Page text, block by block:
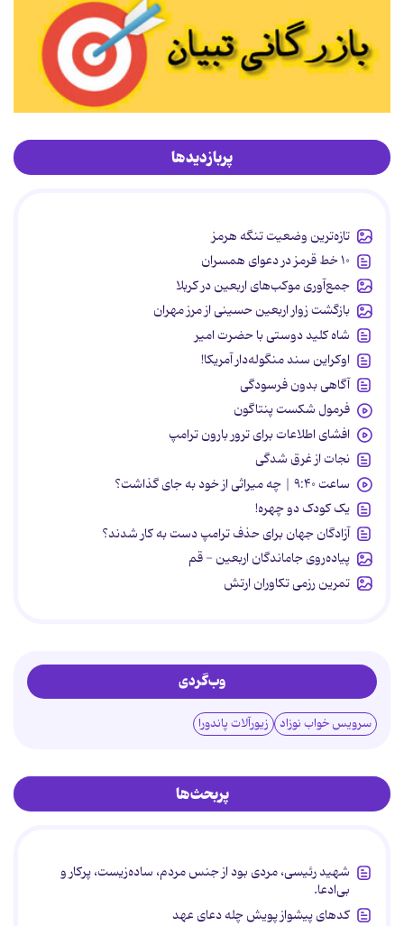
پربازدیدها
تازه‌ترین وضعیت تنگه هرمز
۱۰ خط قرمز در دعوای همسران
جمع‌آوری موکب‌های اربعین در کربلا
بازگشت زوار اربعین حسینی از مرز مهران
شاه کلید دوستی با حضرت امیر
اوکراین سند منگوله‌دار آمریکا!
آگاهی بدون فرسودگی
فرمول شکست پنتاگون
افشای اطلاعات برای ترور بارون ترامپ
نجات از غرق شدگی
ساعت ۹:۴۰ | چه میراثی از خود به جای گذاشت؟
یک کودک دو چهره!
آزادگان جهان برای حذف ترامپ دست به کار شدند؟
پیاده‌روی جاماندگان اربعین - قم
تمرین رزمی تکاوران ارتش
وب‌گردی
سرویس خواب نوزاد زیورآلات پاندورا
پربحث‌ها
شهید رئیسی، مردی بود از جنس مردم، ساده‌زیست، پرکار و
بی‌ادعا.
کدهای پیشواز پویش چله دعای عهد